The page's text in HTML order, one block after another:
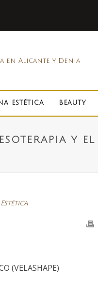
ESTÉTICA BEAUTY
Y
(VELASHAPE)